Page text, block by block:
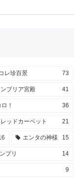
レ珍百景 73
ブリア宮殿 41
！ 36
ッドカーペット 21
エンタの神様 15
プリ 14
9